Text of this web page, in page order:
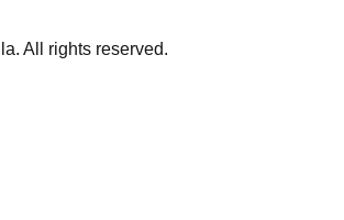
All rights reserved.